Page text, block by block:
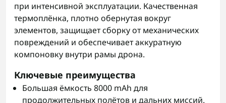
при интенсивной эксплуатации. Качественная
термоплёнка, плотно обернутая вокруг
элементов, защищает сборку от механических
повреждений и обеспечивает аккуратную
компоновку внутри рамы дрона.
Ключевые преимущества
Большая ёмкость 8000 mAh для
продолжительных полётов и дальних миссий.